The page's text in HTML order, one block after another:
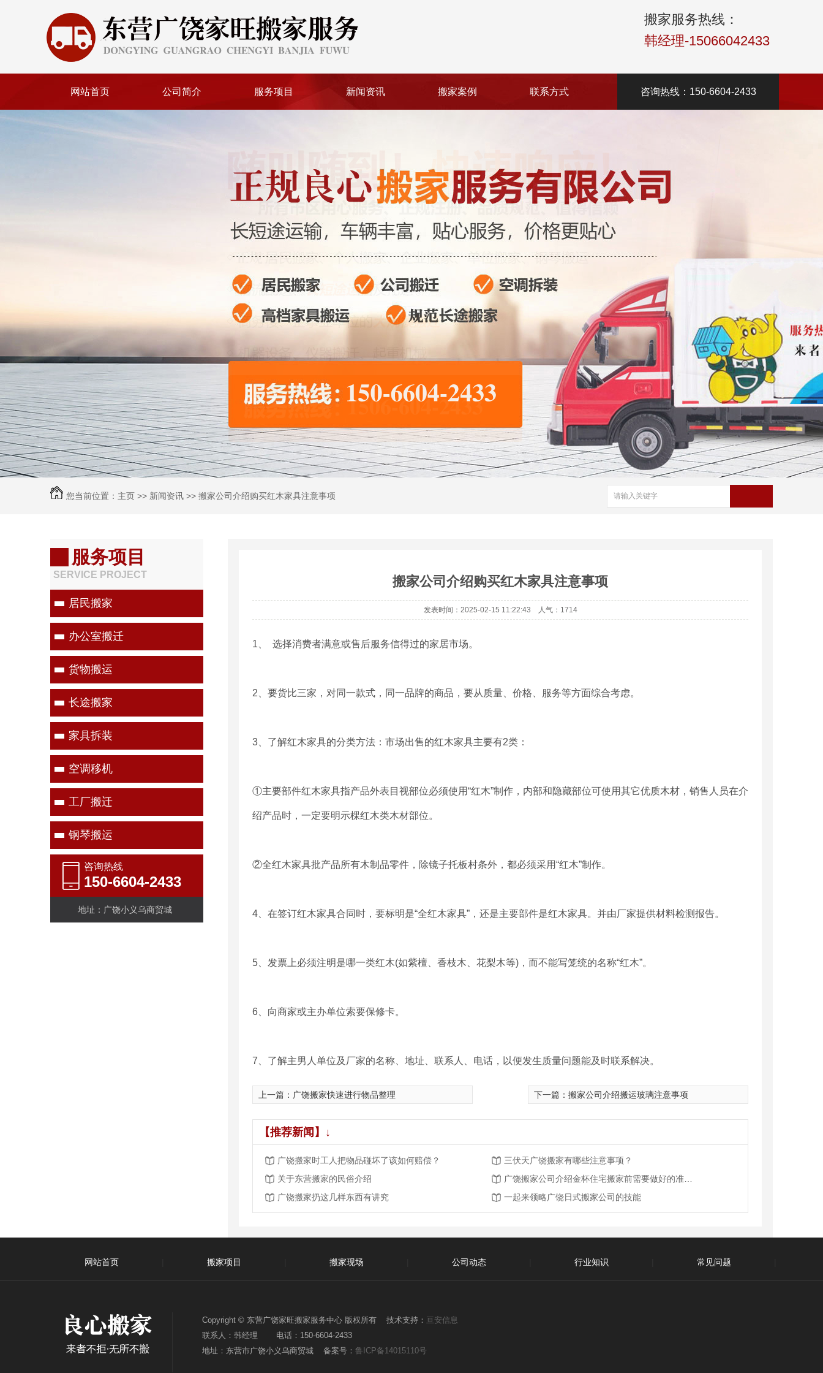
搬家服务热线：
韩经理-15066042433
网站首页 公司简介 服务项目 新闻资讯 搬家案例 联系方式 咨询热线：150-6604-2433
您当前位置： 主页 >> 新闻资讯 >> 搬家公司介绍购买红木家具注意事项
服务项目
SERVICE PROJECT
居民搬家
办公室搬迁
货物搬运
长途搬家
家具拆装
空调移机
工厂搬迁
钢琴搬运
咨询热线
150-6604-2433
地址：广饶小义乌商贸城
搬家公司介绍购买红木家具注意事项
发表时间：2025-02-15 11:22:43 人气：1714
1、 选择消费者满意或售后服务信得过的家居市场。
2、要货比三家，对同一款式，同一品牌的商品，要从质量、价格、服务等方面综合考虑。
3、了解红木家具的分类方法：市场出售的红木家具主要有2类：
①主要部件红木家具指产品外表目视部位必须使用“红木”制作，内部和隐藏部位可使用其它优质木材，销售人员在介
绍产品时，一定要明示棵红木类木材部位。
②全红木家具批产品所有木制品零件，除镜子托板村条外，都必须采用“红木”制作。
4、在签订红木家具合同时，要标明是“全红木家具”，还是主要部件是红木家具。并由厂家提供材料检测报告。
5、发票上必须注明是哪一类红木(如紫檀、香枝木、花梨木等)，而不能写笼统的名称“红木”。
6、向商家或主办单位索要保修卡。
7、了解主男人单位及厂家的名称、地址、联系人、电话，以便发生质量问题能及时联系解决。
上一篇： 广饶搬家快速进行物品整理 下一篇： 搬家公司介绍搬运玻璃注意事项
【推荐新闻】↓
广饶搬家时工人把物品碰坏了该如何赔偿？
三伏天广饶搬家有哪些注意事项？
关于东营搬家的民俗介绍
广饶搬家扔这几样东西有讲究
一起来领略广饶日式搬家公司的技能
网站首页 搬家项目 搬家现场 公司动态 行业知识 常见问题
Copyright © 东营广饶家旺搬家服务中心 版权所有 技术支持： 亘安信息
联系人：韩经理 电话：150-6604-2433
地址：东营市广饶小义乌商贸城 备案号： 鲁ICP备14015110号